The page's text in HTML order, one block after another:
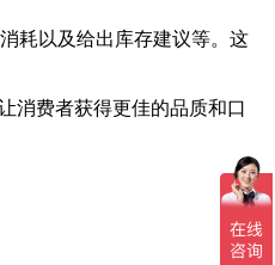
耗以及给出库存建议等。这
消费者获得更佳的品质和口